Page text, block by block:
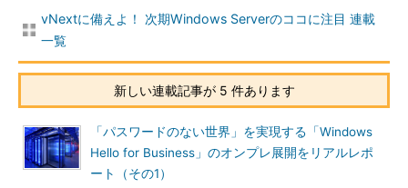
画面1これまでは管理を開始するその都度、入力する必要
があった管理者の資格情報をAzure側に保存できるようにな
vNextに備えよ！ 次期Windows Serverのココに注目 連載
一覧
新しい連載記事が 5 件あります
「パスワードのない世界」を実現する「Windows
Hello for Business」のオンプレ展開をリアルレポ
ート（その1）